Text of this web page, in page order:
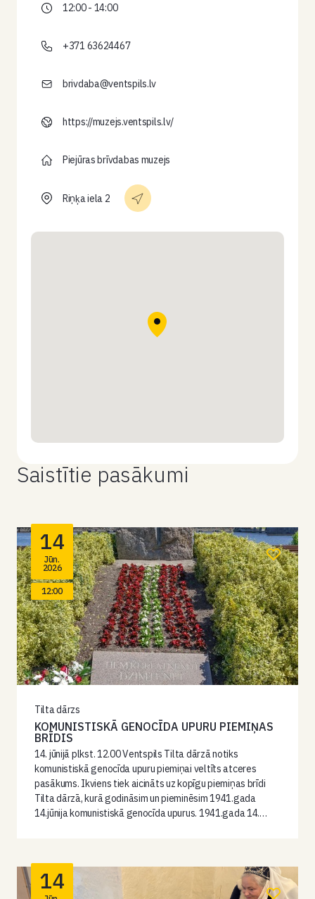
12:00 - 14:00
+371 63624467
brivdaba@ventspils.lv
https://muzejs.ventspils.lv/
Piejūras brīvdabas muzejs
Riņķa iela 2
Saistītie pasākumi
14
Jūn.
2026
12:00
Tilta dārzs
KOMUNISTISKĀ GENOCĪDA UPURU PIEMIŅAS
BRĪDIS
14. jūnijā plkst. 12.00 Ventspils Tilta dārzā notiks
komunistiskā genocīda upuru piemiņai veltīts atceres
pasākums. Ikviens tiek aicināts uz kopīgu piemiņas brīdi
Tilta dārzā, kurā godināsim un pieminēsim 1941.gada
14.jūnija komunistiskā genocīda upurus. 1941.gada 14.…
14